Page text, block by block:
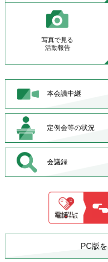
写真で見る
活動報告
本会議中継
定例会等の状況
会議録
PC版